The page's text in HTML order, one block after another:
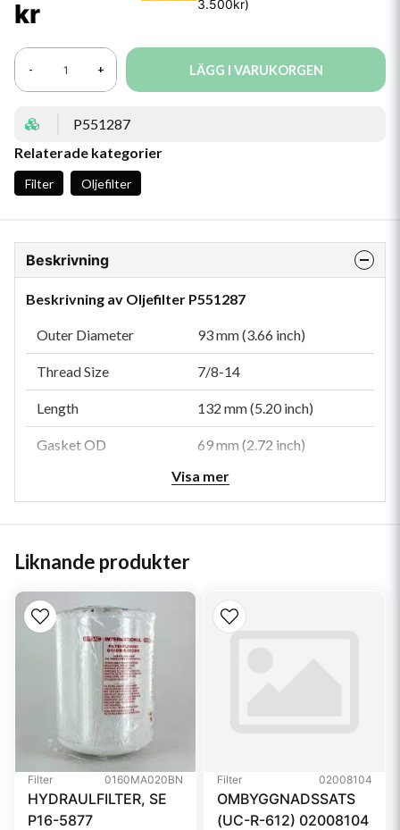
kr
- + LÄGG I VARUKORGEN
P551287
Relaterade kategorier
Filter Oljefilter
Beskrivning
Beskrivning av Oljefilter P551287
Outer Diameter 93 mm (3.66 inch)
Thread Size 7/8-14
Length 132 mm (5.20 inch)
Gasket OD 69 mm (2.72 inch)
61 mm (2.40 inch)
Collapse Burst
Type
Style Spin-On
Visa mer
Liknande produkter
Filter 0160MA020BN
HYDRAULFILTER, SE
P16-5877
Filter 02008104
OMBYGGNADSSATS
(UC-R-612) 02008104